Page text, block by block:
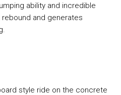
ability and incredible
and generates
style ride on the concrete